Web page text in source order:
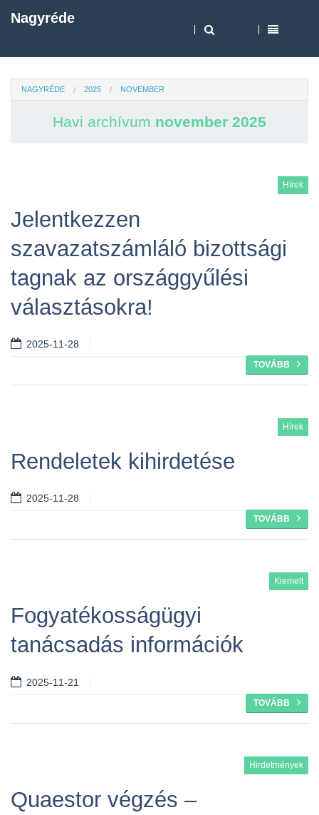
Nagyréde
NAGYRÉDE 2025 NOVEMBER
Havi archívum november 2025
Hírek
Jelentkezzen
szavazatszámláló bizottsági
tagnak az országgyűlési
választásokra!
2025-11-28
TOVÁBB
Hírek
Rendeletek kihirdetése
2025-11-28
TOVÁBB
Kiemelt
Fogyatékosságügyi
tanácsadás információk
2025-11-21
TOVÁBB
Hirdetmények
Quaestor végzés –